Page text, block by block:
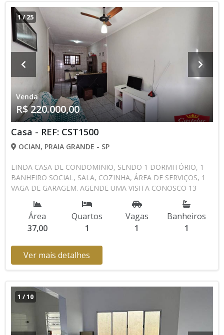
1/25
Venda
R$ 220.000,00
Casa - REF: CST1500
OCIAN, PRAIA GRANDE - SP
LINDA CASA DE CONDOMINIO, SENDO 1 DORMITÓRIO, 1
BANHEIRO SOCIAL, SALA, COZINHA, ÁREA DE SERVIÇOS, 1
VAGA DE GARAGEM. AGENDE UMA VISITA CONOSCO 13
3494-1029 13 99105-4435 CRECISP: 41718-J
Área
37,00
Quartos
1
Vagas
1
Banheiros
1
Ver mais detalhes
1 /10